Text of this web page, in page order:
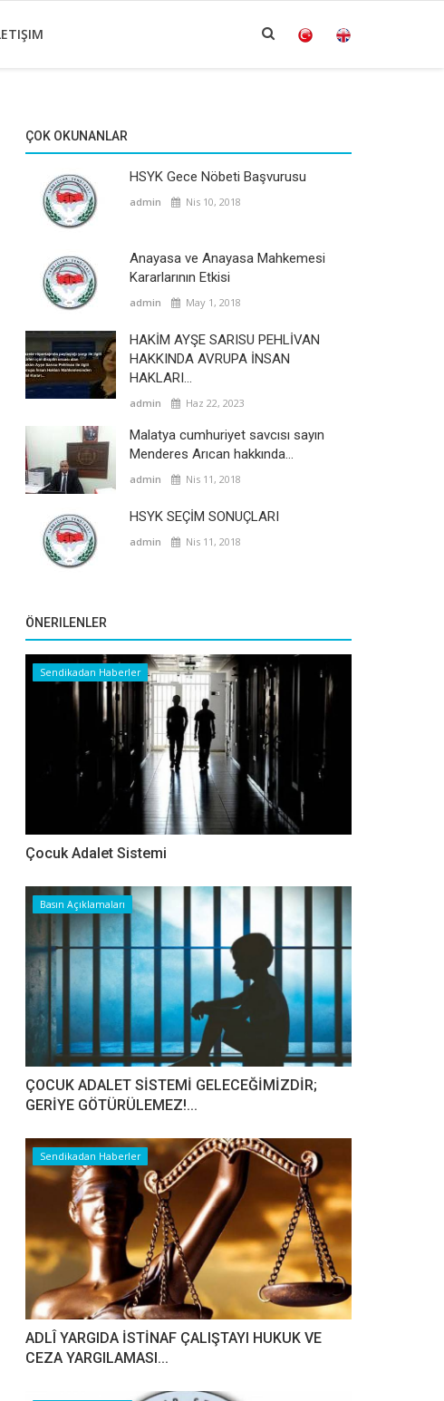
ÇOK OKUNANLAR
HSYK Gece Nöbeti Başvurusu
admin Nis 10, 2018
Anayasa ve Anayasa Mahkemesi
Kararlarının Etkisi
admin May 1, 2018
HAKİM AYŞE SARISU PEHLİVAN
HAKKINDA AVRUPA İNSAN
HAKLARI...
admin Haz 22, 2023
Malatya cumhuriyet savcısı sayın
Menderes Arıcan hakkında...
admin Nis 11, 2018
HSYK SEÇİM SONUÇLARI
admin Nis 11, 2018
ÖNERILENLER
Sendikadan Haberler
Çocuk Adalet Sistemi
Basın Açıklamaları
ÇOCUK ADALET SİSTEMİ GELECEĞİMİZDİR;
GERİYE GÖTÜRÜLEMEZ!...
Sendikadan Haberler
ADLÎ YARGIDA İSTİNAF ÇALIŞTAYI HUKUK VE
CEZA YARGILAMASI...